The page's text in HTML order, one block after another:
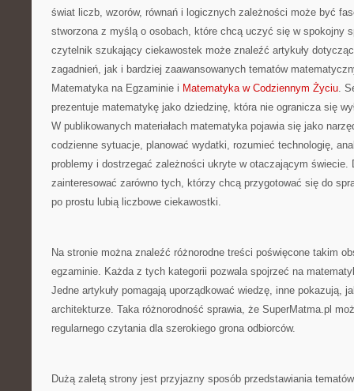
świat liczb, wzorów, równań i logicznych zależności może być
stworzona z myślą o osobach, które chcą uczyć się w spokojny
czytelnik szukający ciekawostek może znaleźć artykuły
zagadnień, jak i bardziej zaawansowanych tematów
Matematyka na Egzaminie i Matematyka w Codziennym Życiu.
prezentuje matematykę jako dziedzinę, która nie ogranicza się
W publikowanych materiałach matematyka pojawia się jako
codzienne sytuacje, planować wydatki, rozumieć technologię,
problemy i dostrzegać zależności ukryte w otaczającym świecie.
zainteresować zarówno tych, którzy chcą przygotować się do
po prostu lubią liczbowe ciekawostki.
Na stronie można znaleźć różnorodne treści poświęcone takim
egzaminie. Każda z tych kategorii pozwala spojrzeć na
Jedne artykuły pomagają uporządkować wiedzę, inne pokazują,
architekturze. Taka różnorodność sprawia, że SuperMatma.pl
regularnego czytania dla szerokiego grona odbiorców.
Dużą zaletą strony jest przyjazny sposób przedstawiania